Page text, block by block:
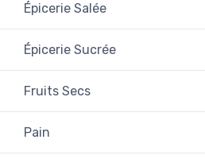
Épicerie Salée
Épicerie Sucrée
Fruits Secs
Pain